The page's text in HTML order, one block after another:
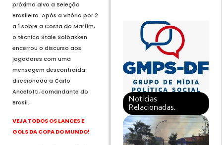
próximo alvo a Seleção
Brasileira. Após a vitória por 2
a 1 sobre a Costa do Marfim,
o técnico Stale Solbakken
encerrou o discurso aos
jogadores com uma
mensagem descontraída
direcionada a Carlo
Ancelotti, comandante do
Brasil.
VEJA TODOS OS LANCES E
GOLS DA COPA DO MUNDO!
Noticias
Relacionadas.